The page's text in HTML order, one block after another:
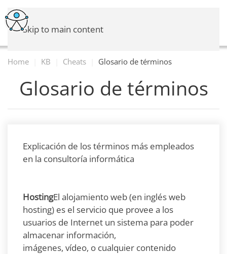
Skip to main content
Home KB Cheats Glosario de términos
Glosario de términos
Explicación de los términos más empleados
en la consultoría informática
HostingEl alojamiento web (en inglés web
hosting) es el servicio que provee a los
usuarios de Internet un sistema para poder
almacenar información,
imágenes, vídeo, o cualquier contenido